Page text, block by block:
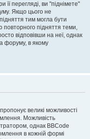
перегляді, ви "піднімете"
Якщо цього не
тим могла бути
повторного підняття теми,
відповівши на неї, однак
форуму, в якому
великі можливості
Можливість
однак BBCode
в кожній формі